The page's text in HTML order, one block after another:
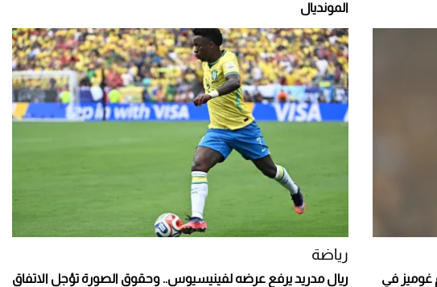
المونديال
غوميز في
رياضة
ريال مدريد يرفع عرضه لفينيسيوس.. وحقوق الصورة تؤجل الاتفاق